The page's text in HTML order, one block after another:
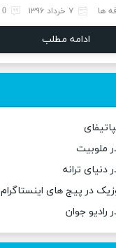
ها ۷ خرداد ۱۳۹۶ 0 نظر
ادامه مطلب
ملوبیت
ترانه
در پیج های اینستاگرام
جوان